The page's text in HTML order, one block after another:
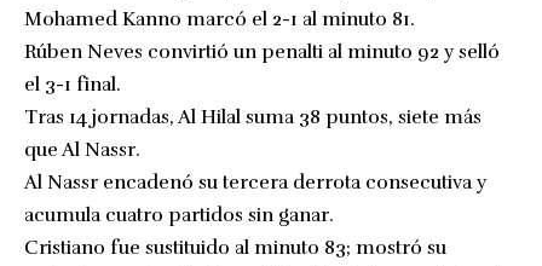
Mohamed Kanno marcó el 2-1 al minuto 81.
Rúben Neves convirtió un penalti al minuto 92 y selló
el 3-1 final.
Tras 14 jornadas, Al Hilal suma 38 puntos, siete más
que Al Nassr.
Al Nassr encadenó su tercera derrota consecutiva y
acumula cuatro partidos sin ganar.
Cristiano fue sustituido al minuto 83; mostró su